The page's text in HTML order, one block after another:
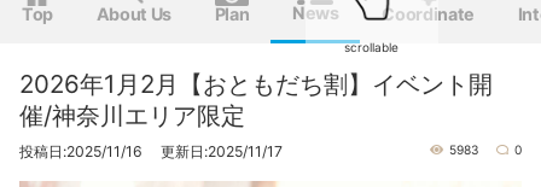
Top About Us Plan News Coordinate
2026年1月2月【おともだち割】イベント開
催/神奈川エリア限定
投稿日:2025/11/16 更新日:2025/11/17 5983 0